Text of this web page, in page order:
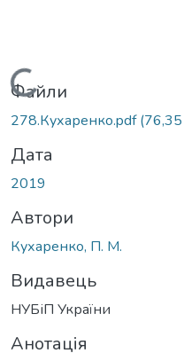
Вантажиться...
Файли
278.Кухаренко.pdf(76,35
Дата
2019
Автори
Кухаренко, П. М.
Видавець
НУБіП України
Анотація